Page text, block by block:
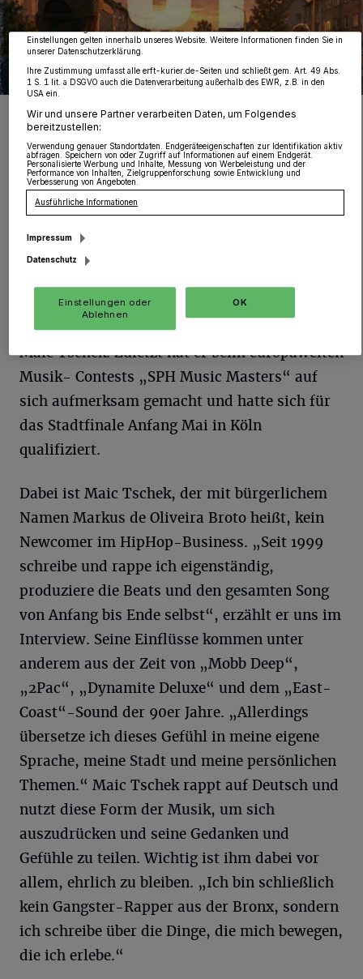
Maic Tschek rappt seit vielen Jahren über sein Leben
Foto: Palmeri
D für euren Hype“ stammt aus der Feder
des Grevenbroicher Künstlers und Rappers
Maic Tschek. Zuletzt hat er beim europaweiten
Musik- Contests „SPH Music Masters“ auf
sich aufmerksam gemacht und hatte sich für
das Stadtfinale Anfang Mai in Köln
qualifiziert.
Dabei ist Maic Tschek, der mit bürgerlichem
Namen Markus de Oliveira Broto heißt, kein
Newcomer im HipHop-Business. „Seit 1999
schreibe und rappe ich eigenständig,
produziere die Beats und den gesamten Song
von Anfang bis Ende selbst“, erzählt er uns im
Interview. Seine Einflüsse kommen unter
anderem aus der Zeit von „Mobb Deep“,
„2Pac“, „Dynamite Deluxe“ und dem „East-
Coast“-Sound der 90er Jahre. „Allerdings
übersetze ich dieses Gefühl in meine eigene
Sprache, meine Stadt und meine persönlichen
Themen.“ Maic Tschek rappt auf Deutsch und
nutzt diese Form der Musik, um sich
auszudrücken und seine Gedanken und
Gefühle zu teilen. Wichtig ist ihm dabei vor
allem, ehrlich zu bleiben. „Ich bin schließlich
kein Gangster-Rapper aus der Bronx, sondern
ich schreibe über die Dinge, die mich bewegen,
die ich erlebe.“
mehr so relevant für Sie. Sie können dieses Menü jederzeit wieder aufrufen, um Ihre
Einstellungen zu ändern oder Ihre Einwilligung zu widerrufen, indem Sie auf den
Link Einstellungen oder Ablehnen am unteren Rand der Webseite klicken. Ihre
Einstellungen gelten innerhalb unseres Website. Weitere Informationen finden Sie in
unserer Datenschutzerklärung.
Ihre Zustimmung umfasst alle erft-kurier.de-Seiten und schließt gem. Art. 49 Abs.
1 S. 1 lit. a DSGVO auch die Datenverarbeitung außerhalb des EWR, z.B. in den
USA ein.
Wir und unsere Partner verarbeiten Daten, um Folgendes
bereitzustellen:
Verwendung genauer Standortdaten. Endgeräteeigenschaften zur Identifikation aktiv
abfragen. Speichern von oder Zugriff auf Informationen auf einem Endgerät.
Personalisierte Werbung und Inhalte, Messung von Werbeleistung und der
Performance von Inhalten, Zielgruppenforschung sowie Entwicklung und
Verbesserung von Angeboten.
Ausführliche Informationen
Impressum
Datenschutz
Einstellungen oder
Ablehnen
OK